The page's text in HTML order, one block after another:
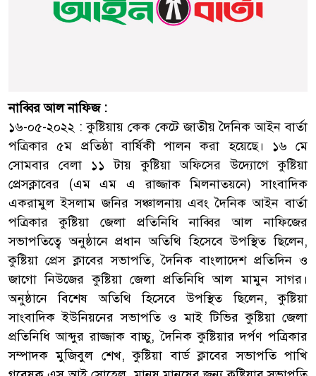
নাব্বির আল নাফিজ :
১৬-০৫-২০২২ : কুষ্টিয়ায় কেক কেটে জাতীয় দৈনিক আইন বার্তা
পত্রিকার ৫ম প্রতিষ্ঠা বার্ষিকী পালন করা হয়েছে। ১৬ মে
সোমবার বেলা ১১ টায় কুষ্টিয়া অফিসের উদ্যোগে কুষ্টিয়া
প্রেসক্লাবের (এম এম এ রাজ্জাক মিলনাতয়নে) সাংবাদিক
একরামুল ইসলাম জনির সঞ্চালনায় এবং দৈনিক আইন বার্তা
পত্রিকার কুষ্টিয়া জেলা প্রতিনিধি নাব্বির আল নাফিজের
সভাপতিত্বে অনুষ্ঠানে প্রধান অতিথি হিসেবে উপস্থিত ছিলেন,
কুষ্টিয়া প্রেস ক্লাবের সভাপতি, দৈনিক বাংলাদেশ প্রতিদিন ও
জাগো নিউজের কুষ্টিয়া জেলা প্রতিনিধি আল মামুন সাগর।
অনুষ্ঠানে বিশেষ অতিথি হিসেবে উপস্থিত ছিলেন, কুষ্টিয়া
সাংবাদিক ইউনিয়নের সভাপতি ও মাই টিভির কুষ্টিয়া জেলা
প্রতিনিধি আব্দুর রাজ্জাক বাচ্চু, দৈনিক কুষ্টিয়ার দর্পণ পত্রিকার
সম্পাদক মুজিবুল শেখ, কুষ্টিয়া বার্ড ক্লাবের সভাপতি পাখি